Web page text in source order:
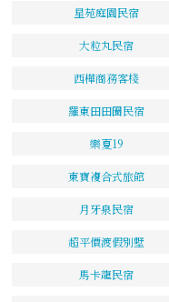
星苑庭園民宿
大粒丸民宿
西樺商務客棧
羅東田田圈民宿
樂夏19
東寶複合式旅館
月牙泉民宿
超平價渡假別墅
馬卡龍民宿